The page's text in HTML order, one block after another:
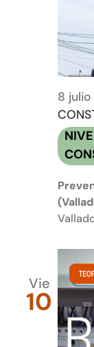
8 julio
Vie
10